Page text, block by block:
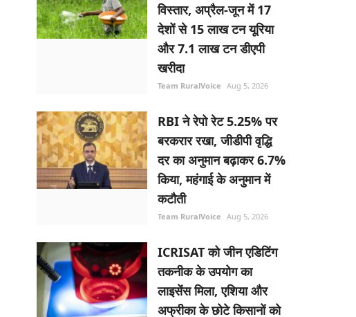
विस्तार, अप्रैल-जून में 17
देशों से 15 लाख टन यूरिया
और 7.1 लाख टन डीएपी
खरीदा
Team RuralVoice Aug 5, 2026
RBI ने रेपो रेट 5.25% पर
बरकरार रखा, जीडीपी वृद्धि
दर का अनुमान बढ़ाकर 6.7%
किया, महंगाई के अनुमान में
कटौती
Team RuralVoice Aug 5, 2026
ICRISAT को जीन एडिटिंग
तकनीक के उपयोग का
लाइसेंस मिला, एशिया और
अफ्रीका के छोटे किसानों को